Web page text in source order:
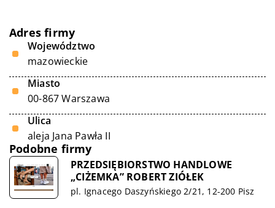
Adres firmy
Województwo
mazowieckie
Miasto
00-867 Warszawa
Ulica
aleja Jana Pawła II
Podobne firmy
PRZEDSIĘBIORSTWO HANDLOWE
„CIŻEMKA” ROBERT ZIÓŁEK
pl. Ignacego Daszyńskiego 2/21, 12-200 Pisz